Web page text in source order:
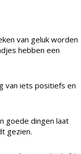
van geluk worden
hebben een
van iets positiefs en
goede dingen laat
gezien.